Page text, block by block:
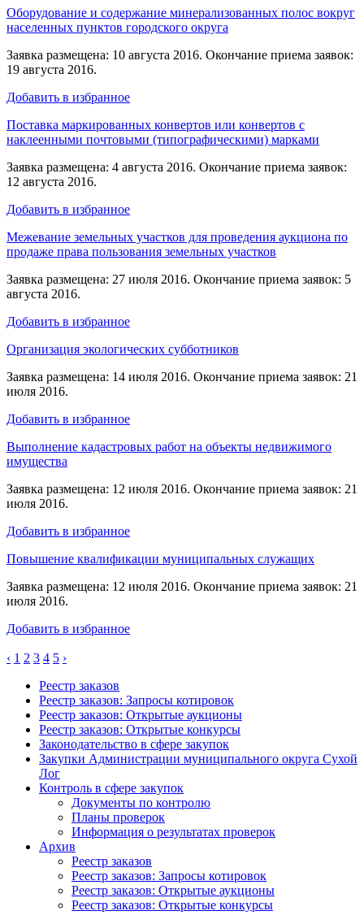
Оборудование и содержание минерализованных полос вокруг
населенных пунктов городского округа
Заявка размещена: 10 августа 2016. Окончание приема заявок:
19 августа 2016.
Добавить в избранное
Поставка маркированных конвертов или конвертов с
наклеенными почтовыми (типографическими) марками
Заявка размещена: 4 августа 2016. Окончание приема заявок:
12 августа 2016.
Добавить в избранное
Межевание земельных участков для проведения аукциона по
продаже права пользования земельных участков
Заявка размещена: 27 июля 2016. Окончание приема заявок: 5
августа 2016.
Добавить в избранное
Организация экологических субботников
Заявка размещена: 14 июля 2016. Окончание приема заявок: 21
июля 2016.
Добавить в избранное
Выполнение кадастровых работ на объекты недвижимого
имущества
Заявка размещена: 12 июля 2016. Окончание приема заявок: 21
июля 2016.
Добавить в избранное
Повышение квалификации муниципальных служащих
Заявка размещена: 12 июля 2016. Окончание приема заявок: 21
июля 2016.
Добавить в избранное
‹ 1 2 3 4 5 ›
Реестр заказов
Реестр заказов: Запросы котировок
Реестр заказов: Открытые аукционы
Реестр заказов: Открытые конкурсы
Законодательство в сфере закупок
Закупки Администрации муниципального округа Сухой
Лог
Контроль в сфере закупок
Документы по контролю
Планы проверок
Информация о результатах проверок
Архив
Реестр заказов
Реестр заказов: Запросы котировок
Реестр заказов: Открытые аукционы
Реестр заказов: Открытые конкурсы